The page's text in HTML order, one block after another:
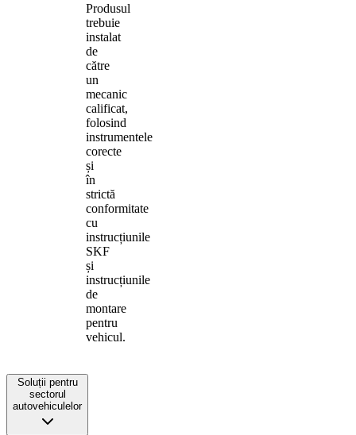
Produsul
trebuie
instalat
de
către
un
mecanic
calificat,
folosind
instrumentele
corecte
și
în
strictă
conformitate
cu
instrucțiunile
SKF
și
instrucțiunile
de
montare
pentru
vehicul.
Soluții pentru
sectorul
autovehiculelor